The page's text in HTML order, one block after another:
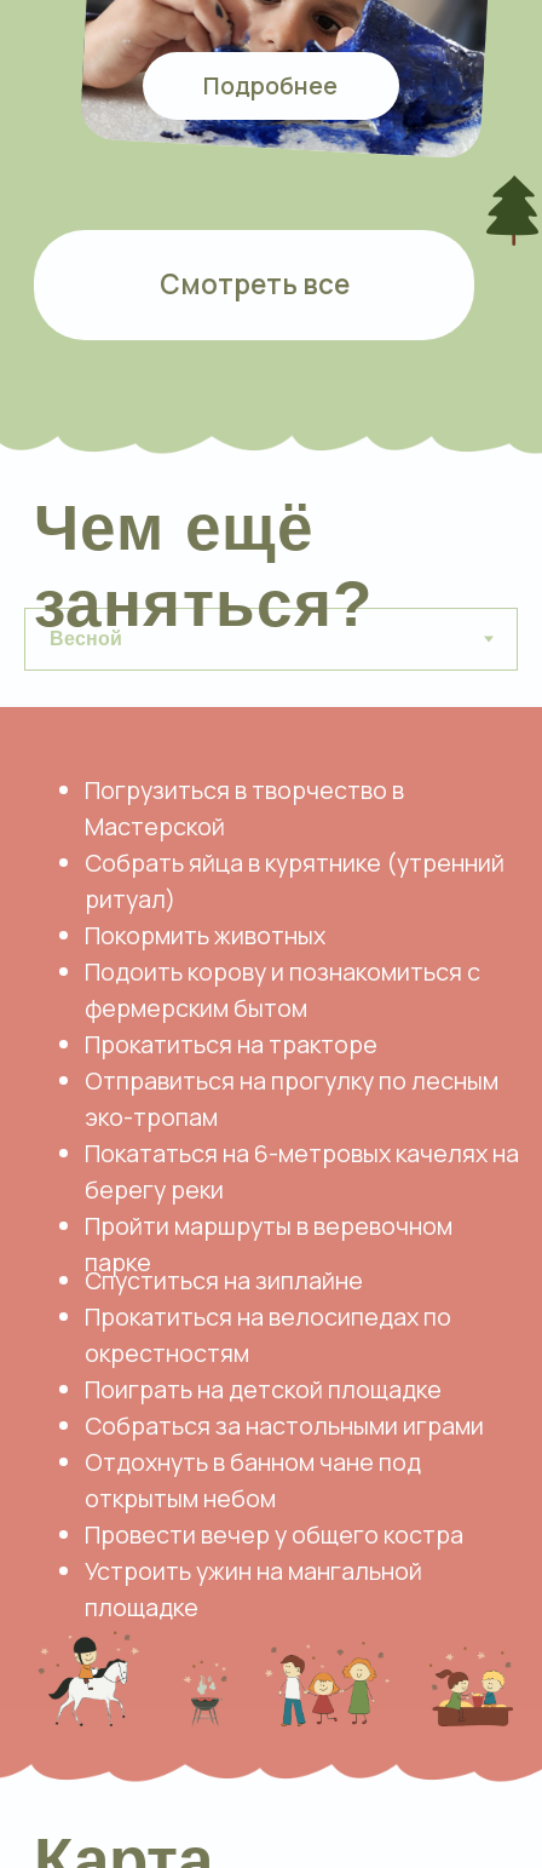
Ждём вас в
гости!
Связаться с менеджером
Мы находимся здесь
Московская область, городской округ
Серпухов, деревня Клеймёново
82 км от МКАД
Посмотреть на карте
Посетить ферму можно с 10.00-20.00
Отдел бронирования и продаж: